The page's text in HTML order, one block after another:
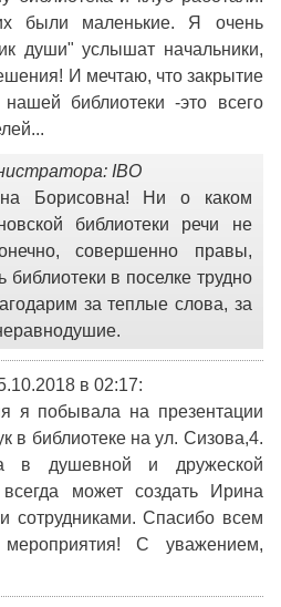
были маленькие. Я очень
души" услышат начальники,
И мечтаю, что закрытие
нашей библиотеки -это всего
IBO
Борисовна! Ни о каком
библиотеки речи не
совершенно правы,
библиотеки в поселке трудно
за теплые слова, за
в 02:17:
я побывала на презентации
в библиотеке на ул. Сизова,4.
в душевной и дружеской
может создать Ирина
сотрудниками. Спасибо всем
мероприятия! С уважением,